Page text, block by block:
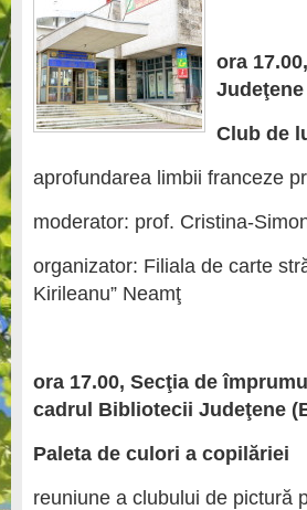
ora 17.00,
Club de
aprofundarea limbii franceze
moderator: prof. Cristina-
organizator: Filiala de carte
Kirileanu” Neamţ
ora 17.00, Secţia de
cadrul Bibliotecii Judeţene
Paleta de culori a copilăriei
reuniune a clubului de pictură